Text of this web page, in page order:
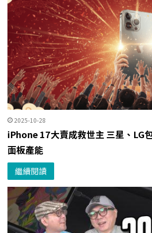
2025-10-28
iPhone 17大賣成救世主 三星、LG
面板產能
繼續閱讀